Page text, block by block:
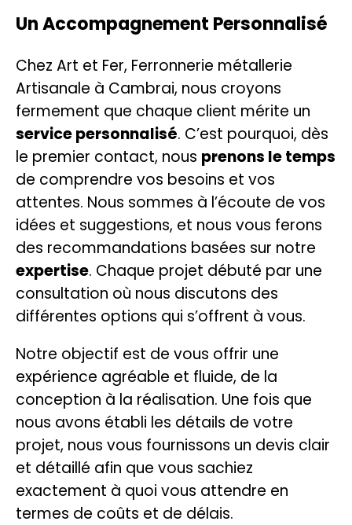
Un Accompagnement Personnalisé
Chez Art et Fer, Ferronnerie métallerie
Artisanale à Cambrai, nous croyons
fermement que chaque client mérite un
service personnalisé. C’est pourquoi, dès
le premier contact, nous prenons le temps
de comprendre vos besoins et vos
attentes. Nous sommes à l’écoute de vos
idées et suggestions, et nous vous ferons
des recommandations basées sur notre
expertise. Chaque projet débuté par une
consultation où nous discutons des
différentes options qui s’offrent à vous.
Notre objectif est de vous offrir une
expérience agréable et fluide, de la
conception à la réalisation. Une fois que
nous avons établi les détails de votre
projet, nous vous fournissons un devis clair
et détaillé afin que vous sachiez
exactement à quoi vous attendre en
termes de coûts et de délais.